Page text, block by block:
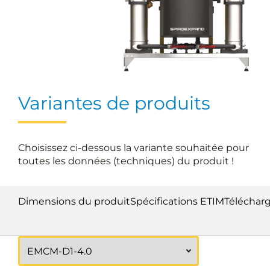
Variantes de produits
Choisissez ci-dessous la variante souhaitée pour
toutes les données (techniques) du produit !
Dimensions du produitSpécifications ETIM